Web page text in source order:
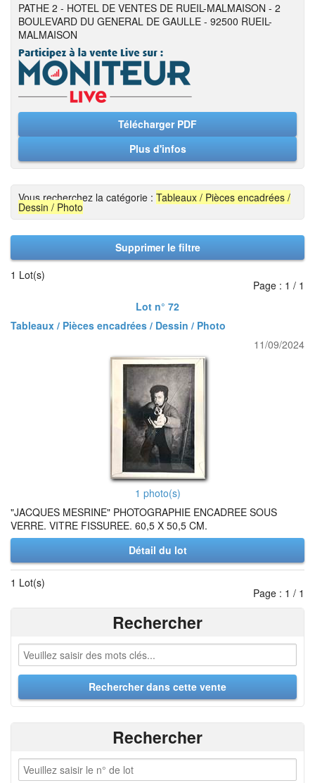
PATHE 2 - HOTEL DE VENTES DE RUEIL-MALMAISON - 2
BOULEVARD DU GENERAL DE GAULLE - 92500 RUEIL-
MALMAISON
Télécharger PDF
Plus d'infos
Vous recherchez la catégorie : Tableaux / Pièces encadrées /
Dessin / Photo
Supprimer le filtre
1 Lot(s)
Page : 1 / 1
Lot n° 72
Tableaux / Pièces encadrées / Dessin / Photo
11/09/2024
1 photo(s)
"JACQUES MESRINE" PHOTOGRAPHIE ENCADREE SOUS
VERRE. VITRE FISSUREE. 60,5 X 50,5 CM.
Détail du lot
1 Lot(s)
Page : 1 / 1
Rechercher
Rechercher